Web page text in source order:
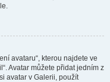
avataru“, kterou najdete ve
Avatar můžete přidat jedním z
avatar v Galerii, použít